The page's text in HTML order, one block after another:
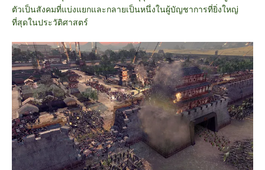
ตัวเป็นสังคมที่แบ่งแยกและกลายเป็นหนึ่งในผู้บัญชาการที่ยิ่งใหญ่
ที่สุดในประวัติศาสตร์